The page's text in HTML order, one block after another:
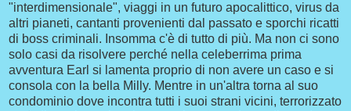
"interdimensionale", viaggi in un futuro apocalittico, virus da
altri pianeti, cantanti provenienti dal passato e sporchi ricatti
di boss criminali. Insomma c'è di tutto di più. Ma non ci sono
solo casi da risolvere perché nella celeberrima prima
avventura Earl si lamenta proprio di non avere un caso e si
consola con la bella Milly. Mentre in un'altra torna al suo
condominio dove incontra tutti i suoi strani vicini, terrorizzato